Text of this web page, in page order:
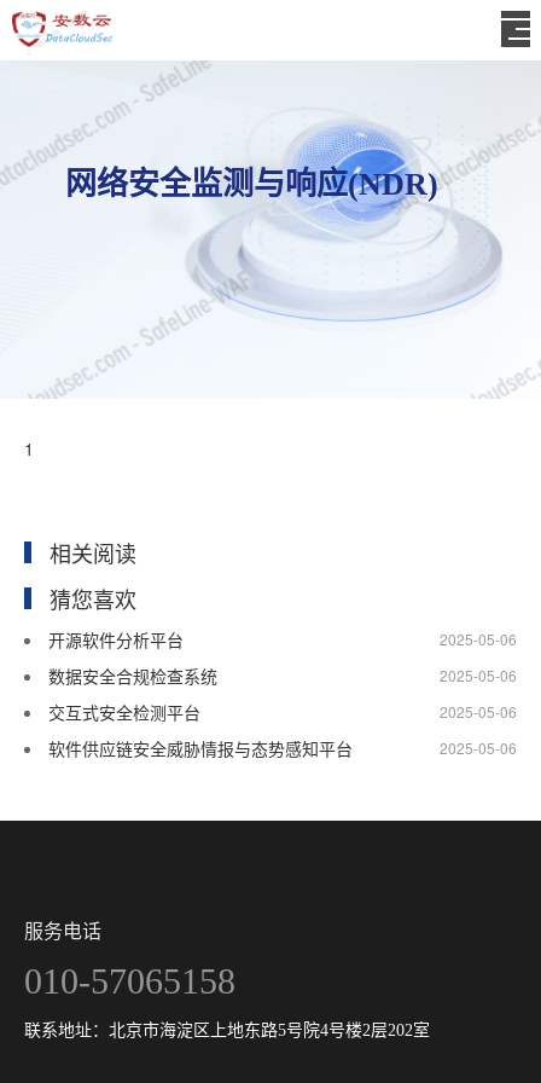
网络安全监测与响应(NDR)
1
相关阅读
猜您喜欢
2025-05-06
开源软件分析平台
2025-05-06
数据安全合规检查系统
2025-05-06
交互式安全检测平台
2025-05-06
软件供应链安全威胁情报与态势感知平台
服务电话
010-57065158
联系地址：北京市海淀区上地东路5号院4号楼2层202室